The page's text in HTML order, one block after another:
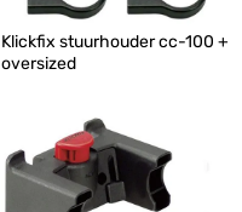
Klickfix stuurhouder cc-100 +
oversized